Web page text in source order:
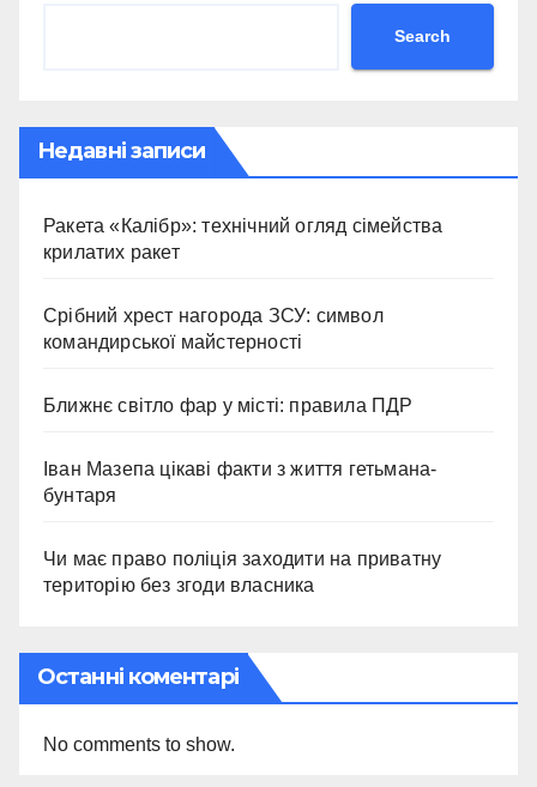
Search
Недавні записи
Ракета «Калібр»: технічний огляд сімейства
крилатих ракет
Срібний хрест нагорода ЗСУ: символ
командирської майстерності
Ближнє світло фар у місті: правила ПДР
Іван Мазепа цікаві факти з життя гетьмана-
бунтаря
Чи має право поліція заходити на приватну
територію без згоди власника
Останні коментарі
No comments to show.